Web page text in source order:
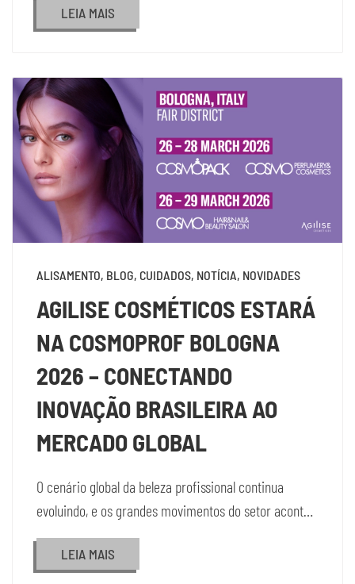
LEIA MAIS
ALISAMENTO, BLOG, CUIDADOS, NOTÍCIA, NOVIDADES
AGILISE COSMÉTICOS ESTARÁ
NA COSMOPROF BOLOGNA
2026 – CONECTANDO
INOVAÇÃO BRASILEIRA AO
MERCADO GLOBAL
O cenário global da beleza profissional continua
evoluindo, e os grandes movimentos do setor acont…
LEIA MAIS